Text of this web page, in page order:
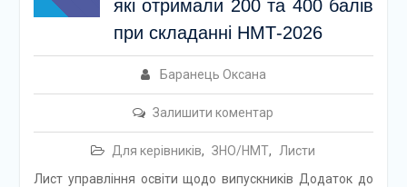
які отримали 200 та 400 балів
при складанні НМТ-2026
Баранець Оксана
Залишити коментар
Для керівників, ЗНО/НМТ,
Листи
Лист управління освіти щодо випускників Додаток до